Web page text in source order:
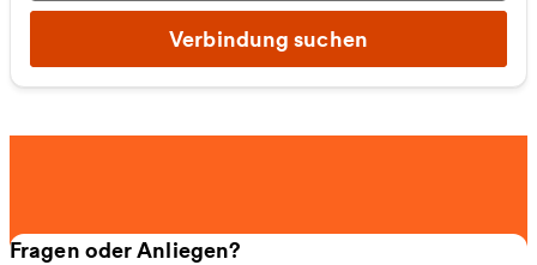
Verbindung suchen
Fragen oder Anliegen?